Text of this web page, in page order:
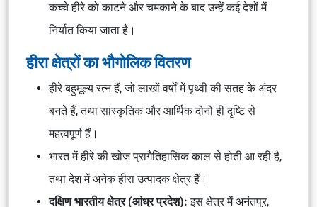
कच्चे हीरे को काटने और चमकाने के बाद उन्हें कई देशों में
निर्यात किया जाता है।
हीरा क्षेत्रों का भौगोलिक वितरण
हीरे बहुमूल्य रत्न हैं, जो लाखों वर्षों में पृथ्वी की सतह के अंदर
बनते हैं, तथा सांस्कृतिक और आर्थिक दोनों ही दृष्टि से
महत्वपूर्ण हैं।
भारत में हीरे की खोज प्रागैतिहासिक काल से होती आ रही है,
तथा देश में अनेक हीरा उत्पादक क्षेत्र हैं।
दक्षिण भारतीय क्षेत्र (आंध्र प्रदेश):इस क्षेत्र में अनंतपुर,